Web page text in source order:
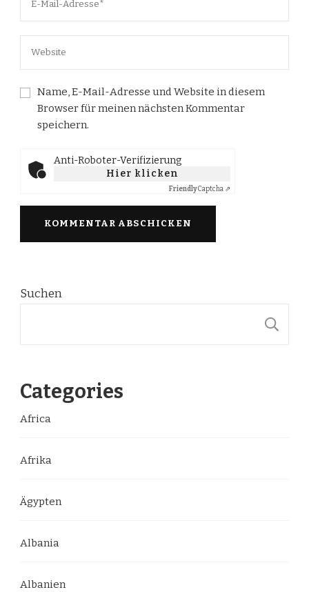
Name, E-Mail-Adresse und Website in diesem
Browser für meinen nächsten Kommentar
speichern.
Anti-Roboter-Verifizierung
Hier klicken
FriendlyCaptcha ⇗
Suchen
Categories
Africa
Afrika
Ägypten
Albania
Albanien